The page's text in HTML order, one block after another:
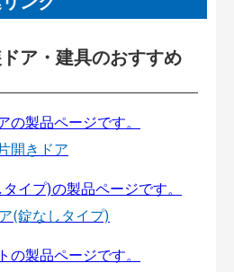
ア・建具のおすすめ
開きドア
(錠なしタイプ)